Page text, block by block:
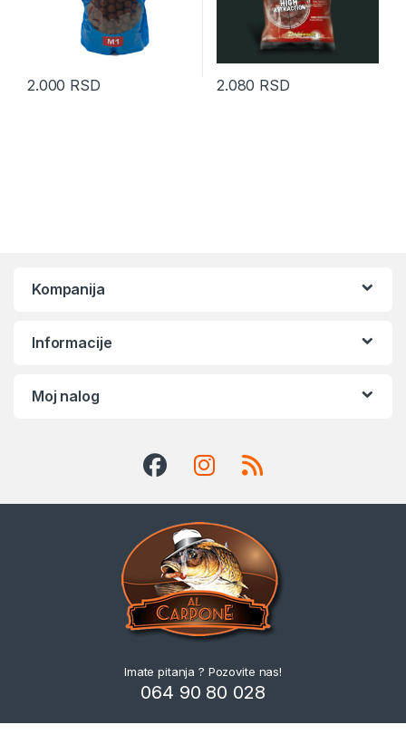
2.000 RSD 2.080 RSD
Kompanija
Informacije
Moj nalog
Imate pitanja ? Pozovite nas!
064 90 80 028